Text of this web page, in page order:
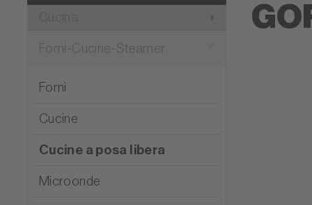
Forni-Cucine-Steamer
Forni
Cucine
Cucine a posa libera
Microonde